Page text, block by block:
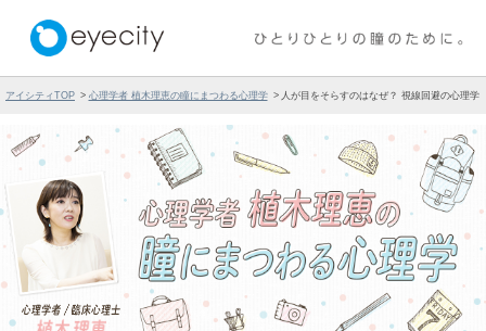
アイシティTOP 心理学者 植木理恵の瞳にまつわる心理学 人が目をそらすのはなぜ？ 視線回避の心理学
vol.86 2025/07/10
人が目をそらすのはなぜ？ 視線